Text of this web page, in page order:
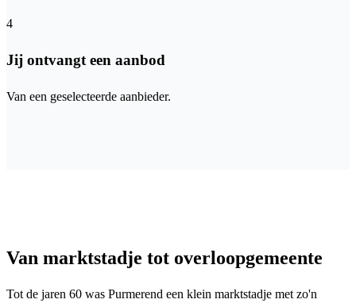
4
Jij ontvangt een aanbod
Van een geselecteerde aanbieder.
Van marktstadje tot overloopgemeente
Tot de jaren 60 was Purmerend een klein marktstadje met zo'n